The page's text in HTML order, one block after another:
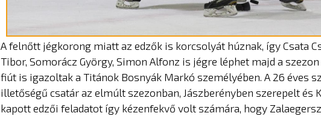
A felnőtt jégkorong miatt az edzők is korcsolyát húznak, így Csata
Tibor, Somorácz György, Simon Alfonz is jégre léphet majd a szezon
fiút is igazoltak a Titánok Bosnyák Markó személyében. A 26 éves
illetőségű csatár az elmúlt szezonban, Jászberényben szerepelt és
kapott edzői feladatot így kézenfekvő volt számára, hogy